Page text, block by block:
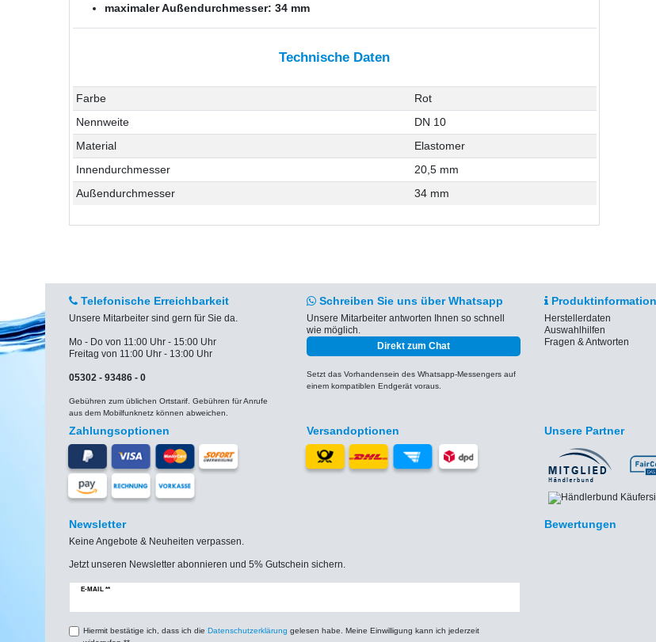
maximaler Außendurchmesser: 34 mm
Technische Daten
Farbe
Rot
Nennweite
DN 10
Material
Elastomer
Innendurchmesser
20,5 mm
Außendurchmesser
34 mm
Telefonische Erreichbarkeit
Unsere Mitarbeiter sind gern für Sie da.
Mo - Do von 11:00 Uhr - 15:00 Uhr
Freitag von 11:00 Uhr - 13:00 Uhr
05302 - 93486 - 0
Gebühren zum üblichen Ortstarif. Gebühren für Anrufe
aus dem Mobilfunknetz können abweichen.
Schreiben Sie uns über Whatsapp
Unsere Mitarbeiter antworten Ihnen so schnell
wie möglich.
Direkt zum Chat
Setzt das Vorhandensein des Whatsapp-Messengers auf
einem kompatiblen Endgerät voraus.
Herstellerdaten
Auswahlhilfen
Fragen & Antworten
Zahlungsoptionen Versandoptionen Unsere Partner
Newsletter
Keine Angebote & Neuheiten verpassen.
Jetzt unseren Newsletter abonnieren und 5% Gutschein sichern.
E-MAIL **
Newsletter
Hiermit bestätige ich, dass ich die Daten­schutz­erklärung gelesen habe. Meine Einwilligung kann ich jederzeit
Bewertungen